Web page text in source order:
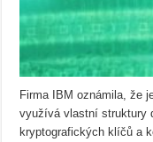
Firma IBM oznámila, že
využívá vlastní struktury
kryptografických klíčů a